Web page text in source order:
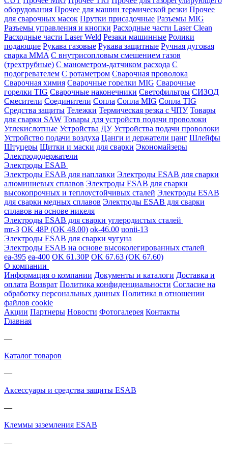
оборудования Прочее для машин термической резки Прочее
для сварочных масок Прутки присадочные Разъемы MIG
Разъемы управления и кнопки Расходные части Laser Clean
Расходные части Laser Weld Резаки машинные Ролики
подающие Рукава газовые Рукава защитные Ручная дуговая
сварка MMA С внутрисопловым смешением газов
(трехтрубные) С манометром-датчиком расхода С
подогревателем С ротаметром Сварочная проволока
Сварочная химия Сварочные горелки MIG Сварочные
горелки TIG Сварочные наконечники Светофильтры СИЗОД
Смесители Соединители Сопла Сопла MIG Сопла TIG
Средства защиты Тележки Термическая резка с ЧПУ Товары
для сварки SAW Товары для устройств подачи проволоки
Углекислотные Устройства ДУ Устройства подачи проволоки
Устройство подачи воздуха Цанги и держатели цанг Шлейфы
Штуцеры Щитки и маски для сварки Экономайзеры
Электрододержатели
Электроды ESAB
Электроды ESAB для наплавки Электроды ESAB для сварки
алюминиевых сплавов Электроды ESAB для сварки
высокопрочных и теплоустойчивых сталей Электроды ESAB
для сварки медных сплавов Электроды ESAB для сварки
сплавов на основе никеля
Электроды ESAB для сварки углеродистых сталей
mr-3 OK 48Р (OK 48.00) ok-46.00 uonii-13
Электроды ESAB для сварки чугуна
Электроды ESAB на основе высоколегированных сталей
ea-395 ea-400 OK 61.30Р OK 67.63 (OK 67.60)
О компании
Информация о компании Документы и каталоги Доставка и
оплата Возврат Политика конфиденциальности Согласие на
обработку персональных данных Политика в отношении
файлов cookie
Акции Партнеры Новости Фотогалерея Контакты
Главная
—
Каталог товаров
—
Аксессуары и средства защиты ESAB
—
Клеммы заземления ESAB
—